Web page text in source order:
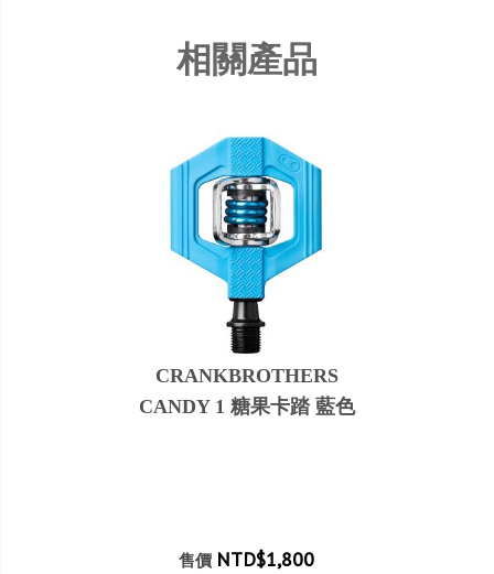
相關產品
CRANKBROTHERS
CANDY 1 糖果卡踏 藍色
售價 NTD$1,800